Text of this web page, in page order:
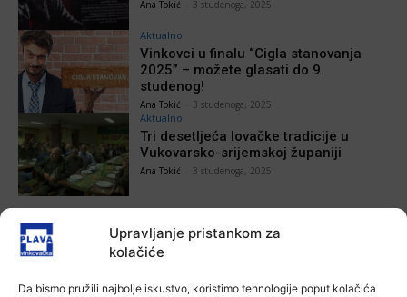
Upravljanje pristankom za
kolačiće
Da bismo pružili najbolje iskustvo, koristimo tehnologije poput kolačića
Ana Tokić 3 studenoga, 2025
Aktualno
Vinkovci u finalu “Cigla stanovanja
2025” – možete glasati do 9.
studenog!
Ana Tokić 3 studenoga, 2025
Aktualno
Tri desetljeća lovačke tradicije u
Vukovarsko-srijemskoj županiji
Ana Tokić 3 studenoga, 2025
90 91
- Advertisement -